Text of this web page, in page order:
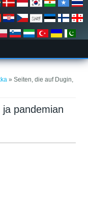
» Seiten, die auf Dugin,
pandemian